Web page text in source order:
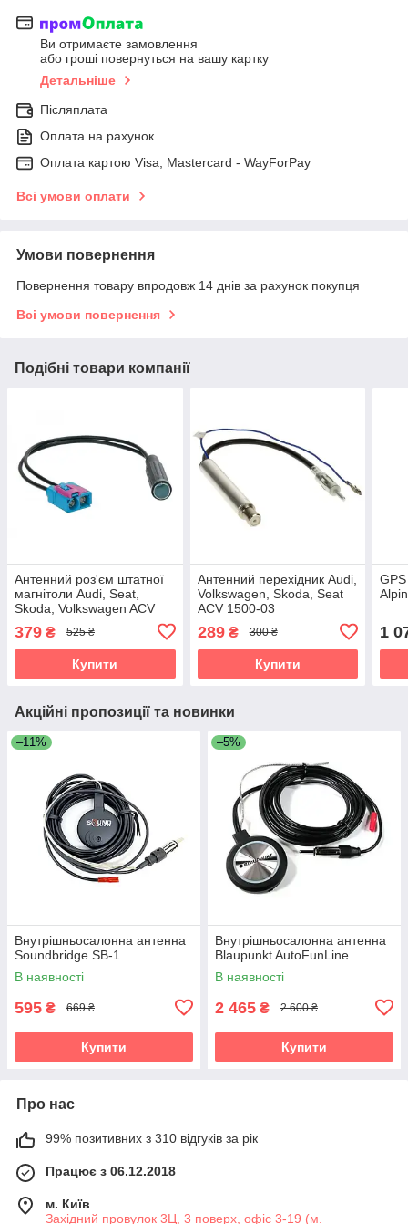
Ви отримаєте замовлення
або гроші повернуться на вашу картку
Детальніше
Післяплата
Оплата на рахунок
Оплата картою Visa, Mastercard - WayForPay
Всі умови оплати
Умови повернення
Повернення товару впродовж 14 днів за рахунок покупця
Всі умови повернення
Подібні товари компанії
Антенний роз'єм штатної
магнітоли Audi, Seat,
Skoda, Volkswagen ACV
379 ₴ 525 ₴
Купити
Антенний перехідник Audi,
Volkswagen, Skoda, Seat
ACV 1500-03
289₴ 300 ₴
Купити
1
Акційні пропозиції та новинки
–11%
Внутрішньосалонна антенна
Soundbridge SB-1
В наявності
595 ₴ 669 ₴
Купити
–5%
Внутрішньосалонна антенна
Blaupunkt AutoFunLine
В наявності
2 465 ₴ 2 600 ₴
Купити
Про нас
99% позитивних з 310 відгуків за рік
Працює з 06.12.2018
м. Київ
Західний провулок 3Ц, 3 поверх, офіс 3-19 (м.